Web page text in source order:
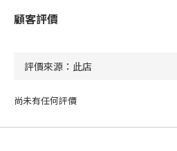
顧客評價
尚未有任何評價